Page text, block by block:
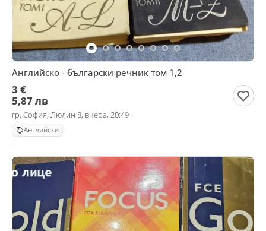
Английско - български речник том 1,2
3 €
5,87 лв
гр. София, Люлин 8, вчера, 20:49
Английски